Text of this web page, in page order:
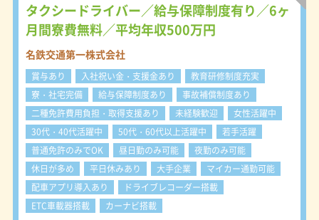
タクシードライバー／給与保障制度有り／6ヶ
月間寮費無料／平均年収500万円
名鉄交通第一株式会社
賞与あり 入社祝い金・支援金あり
教育研修制度充実
寮・社宅完備
給与保障制度あり
事故補償制度あり
二種免許費用負担・取得支援あり
未経験歓迎
女性活躍中
30代・40代活躍中
50代・60代以上活躍中
若手活躍
普通免許のみでOK
昼日勤のみ可能
夜勤のみ可能
休日が多め
平日休みあり 大手企業
マイカー通勤可能
配車アプリ導入あり
ドライブレコーダー搭載
ETC車載器搭載
カーナビ搭載